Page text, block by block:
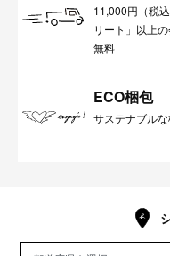
11,000円（税
リート」以上
無料
ECO梱包
サステナブル